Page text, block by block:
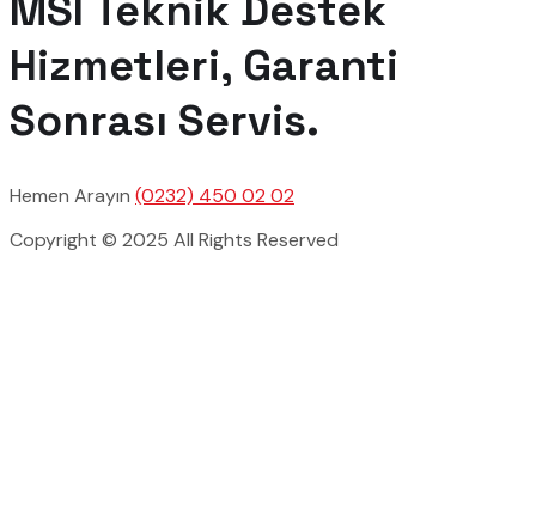
Hizmetleri, Garanti
Sonrası Servis.
Hemen Arayın (0232) 450 02 02
Copyright © 2025 All Rights Reserved